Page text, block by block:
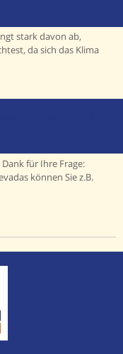
stark davon ab,
da sich das Klima
für Ihre Frage:
können Sie z.B.